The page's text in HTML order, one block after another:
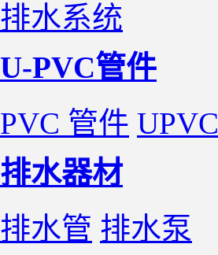
排水系统
U-PVC管件
PVC 管件
排水器材
排水管 排水泵